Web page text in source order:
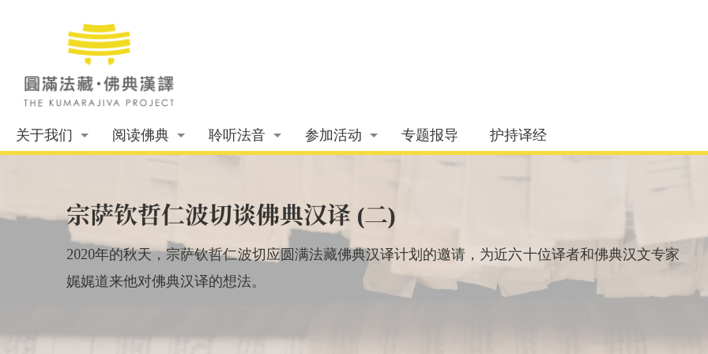
关于我们 阅读佛典 聆听法音 参加活动 专题报导 护持译经
宗萨钦哲仁波切谈佛典汉译 (二)
2020年的秋天，宗萨钦哲仁波切应圆满法藏佛典汉译计划的邀请，为近六十位译者和佛典汉文专家
娓娓道来他对佛典汉译的想法。